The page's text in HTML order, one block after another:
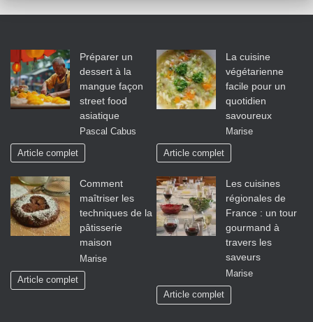
Préparer un
dessert à la
mangue façon
street food
asiatique
Pascal Cabus
Article complet
La cuisine
végétarienne
facile pour un
quotidien
savoureux
Marise
Article complet
Comment
maîtriser les
techniques de la
pâtisserie
maison
Marise
Article complet
Les cuisines
régionales de
France : un tour
gourmand à
travers les
saveurs
Marise
Article complet